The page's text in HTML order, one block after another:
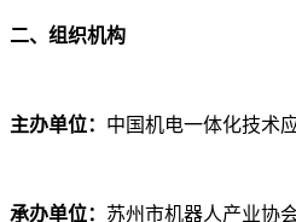
二、组织机构
主办单位： 中国机电一体化技术
承办单位： 苏州市机器人产业协